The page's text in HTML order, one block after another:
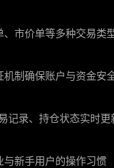
市价单等多种交易类
制确保账户与资金安
记录、持仓状态实时更
与新手用户的操作习惯